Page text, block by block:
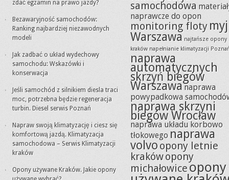
zdać egzamin na prawo jazdy?
Bezawaryjność samochodów:
Ranking najbardziej niezawodnych
modeli
Jak zadbać o układ wydechowy
samochodu: Wskazówki i
konserwacja
Jeśli samochód z silnikiem diesla traci
moc, potrzebna będzie regeneracja
turbin. Diesel serwis Poznań
Napraw swoją klimatyzację i ciesz się
komfortową jazdą. Klimatyzacja
samochodowa – Serwis Klimatyzacji
kraków
Opony używane Kraków. Jakie opony
samochodowa
naprawcze do opon
monitoring floty
Warszawa najtańsze opony
kraków napełnianie klimatyzacji
naprawa
automatycznych
skrzyń biegów
Warszawa naprawa
powypadkowa
naprawa skrzyni
biegów Wrocław
naprawa układu korbowo
tłokowego naprawa
volvoopony letnie
krakówopony
michałowiceopony